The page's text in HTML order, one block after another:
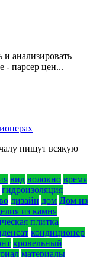
анализировать
- парсер цен...
пишут всякую
вид волокно время
гидроизоляция
дизайн дом Дом из
из камня
плитка
кондиционер
кровельный
материалы